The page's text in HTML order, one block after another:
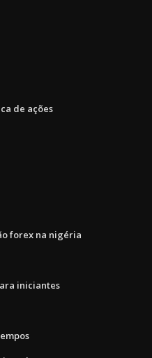
de ações
forex na nigéria
iniciantes